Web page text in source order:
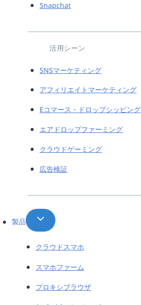
Snapchat
活用シーン
SNSマーケティング
アフィリエイトマーケティング
Eコマース・ドロップシッピング
エアドロップファーミング
クラウドゲーミング
広告検証
製品
クラウドスマホ
スマホファーム
プロキシブラウザ